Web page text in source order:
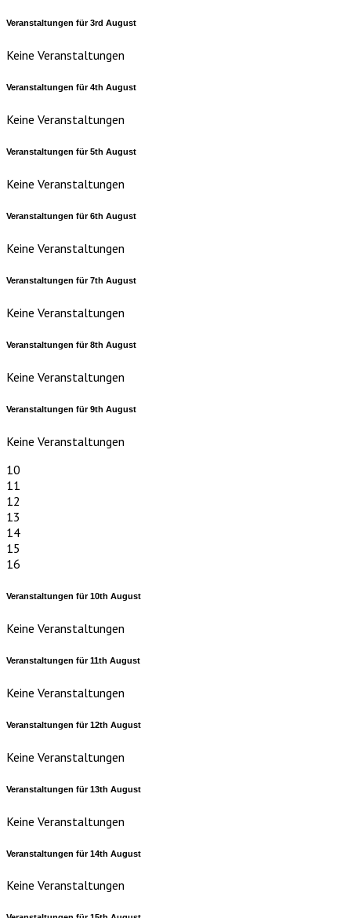
Veranstaltungen für3rd August
Keine Veranstaltungen
Veranstaltungen für4th August
Keine Veranstaltungen
Veranstaltungen für5th August
Keine Veranstaltungen
Veranstaltungen für6th August
Keine Veranstaltungen
Veranstaltungen für7th August
Keine Veranstaltungen
Veranstaltungen für8th August
Keine Veranstaltungen
Veranstaltungen für9th August
Keine Veranstaltungen
10
11
12
13
14
15
16
Veranstaltungen für10th August
Keine Veranstaltungen
Veranstaltungen für11th August
Keine Veranstaltungen
Veranstaltungen für12th August
Keine Veranstaltungen
Veranstaltungen für13th August
Keine Veranstaltungen
Veranstaltungen für14th August
Keine Veranstaltungen